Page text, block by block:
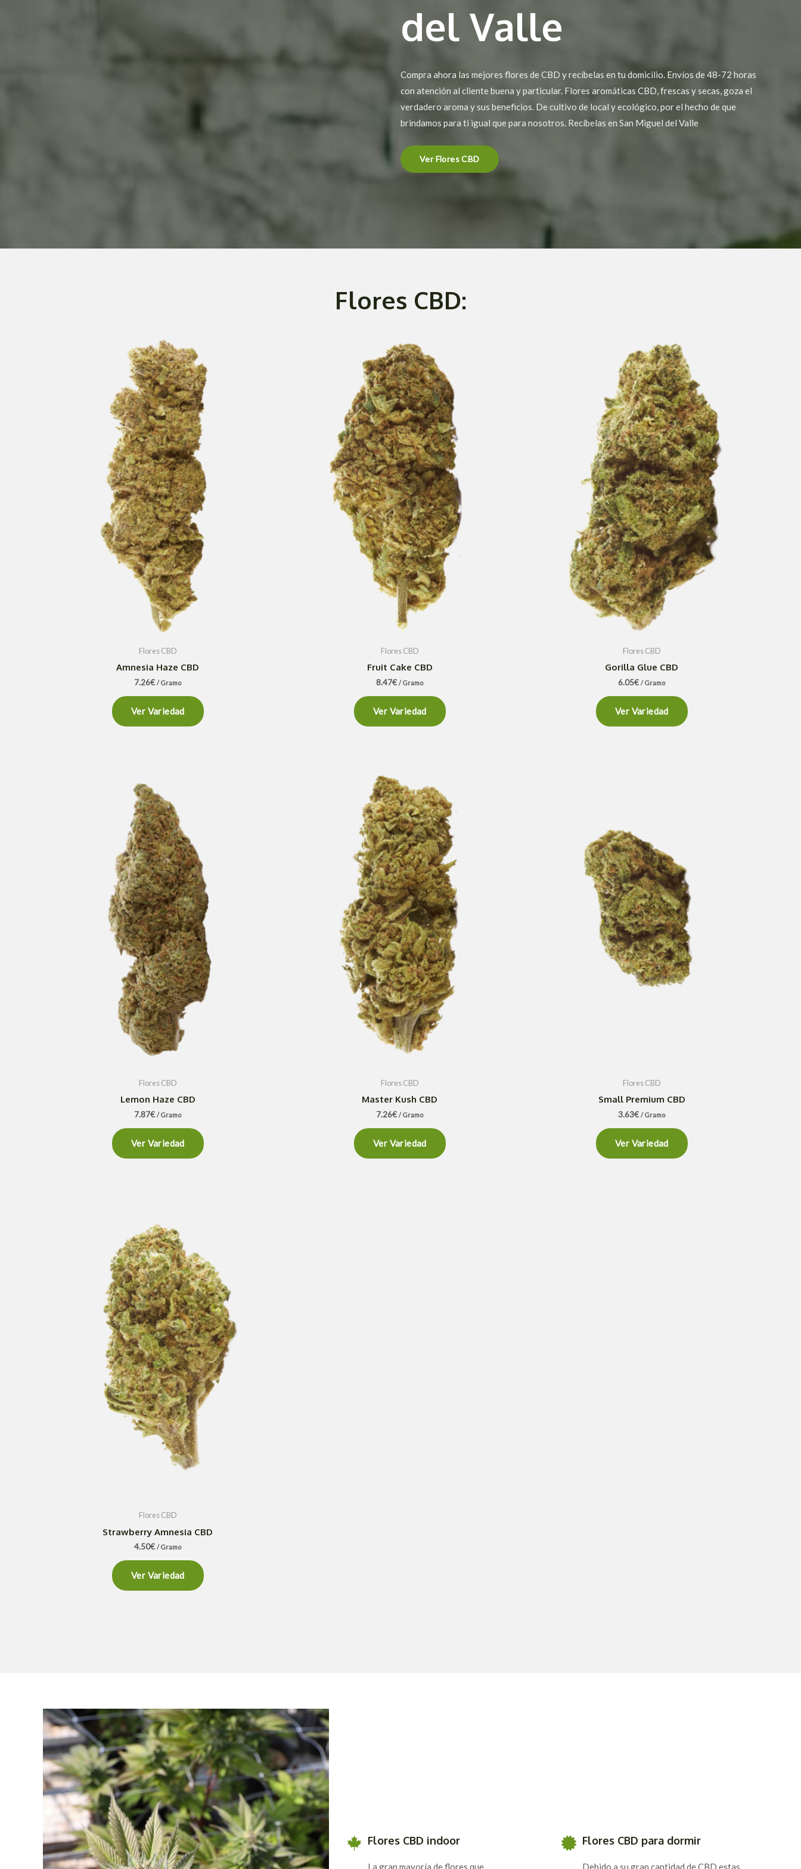
del Valle
Compra ahora las mejores flores de CBD y recíbelas en tu domicilio. Envíos de 48-72 horas
con atención al cliente buena y particular. Flores aromáticas CBD, frescas y secas, goza el
verdadero aroma y sus beneficios. De cultivo de local y ecológico, por el hecho de que
brindamos para ti igual que para nosotros. Recíbelas en San Miguel del Valle
Ver Flores CBD
Flores CBD:
Flores CBD
Amnesia Haze CBD
7.26€ / Gramo
Ver Variedad
Flores CBD
Fruit Cake CBD
8.47€ / Gramo
Ver Variedad
Flores CBD
Gorilla Glue CBD
6.05€ / Gramo
Ver Variedad
Flores CBD
Lemon Haze CBD
7.87€ / Gramo
Ver Variedad
Flores CBD
Master Kush CBD
7.26€ / Gramo
Ver Variedad
Flores CBD
Small Premium CBD
3.63€ / Gramo
Ver Variedad
Flores CBD
Strawberry Amnesia CBD
4.50€ / Gramo
Ver Variedad
Flores CBD indoor
La gran mayoría de flores que
Flores CBD para dormir
Debido a su gran cantidad de CBD estas